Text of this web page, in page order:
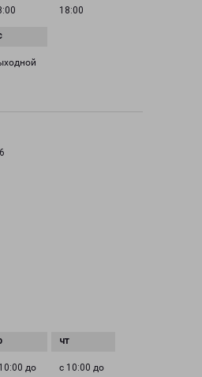
18:00
до
с 10:00 до